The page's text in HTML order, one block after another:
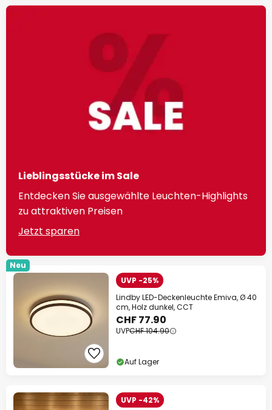
Lieblingsstücke im Sale
Entdecken Sie ausgewählte Leuchten-Highlights
zu attraktiven Preisen
Jetzt sparen
Neu
UVP -25%
Lindby LED-Deckenleuchte Emiva, Ø 40
cm, Holz dunkel, CCT
CHF 77.90
UVPCHF 104.90
Auf Lager
UVP -42%